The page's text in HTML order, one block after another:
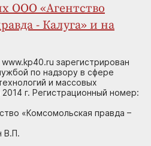
ООО «Агентство
- Калуга» и на
зарегистрирован
по надзору в сфере
и массовых
2014 г. Регистрационный номер:
«Комсомольская правда –
В.П.